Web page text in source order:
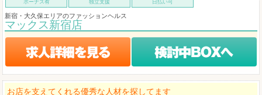
ボーナス有 独立支援 日払い可
新宿・大久保エリアのファッションヘルス
マックス新宿店
お店を支えてくれる優秀な人材を探してます